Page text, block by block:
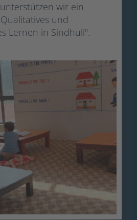
wir ein
und
Lernen in Sindhuli".